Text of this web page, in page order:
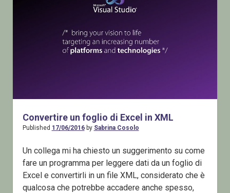
Convertire un foglio di Excel in XML
Published 17/06/2016by Sabrina Cosolo
Un collega mi ha chiesto un suggerimento su come
fare un programma per leggere dati da un foglio di
Excel e convertirli in un file XML, considerato che è
qualcosa che potrebbe accadere anche spesso,